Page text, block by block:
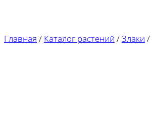
Главная / Каталог растений /Злаки /